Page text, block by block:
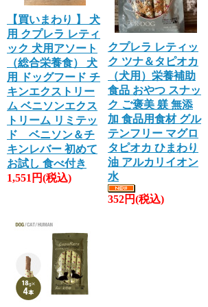
【買いまわり 】 犬
用 クプレラ レティ
ック 犬用アソート
（総合栄養食） 犬
用 ドッグフード チ
キンエクストリー
ム ベニソンエクス
トリーム リミテッ
ド ベニソン＆チ
キンレバー 初めて
お試し 食べ付き
1,551円(税込)
クプレラ レティッ
ク ツナ＆タピオカ
（犬用）栄養補助
食品 おやつ スナッ
ク ご褒美 躾 無添
加 食品用食材 グル
テンフリー マグロ
タピオカ ひまわり
油 アルカリイオン
水
352円(税込)